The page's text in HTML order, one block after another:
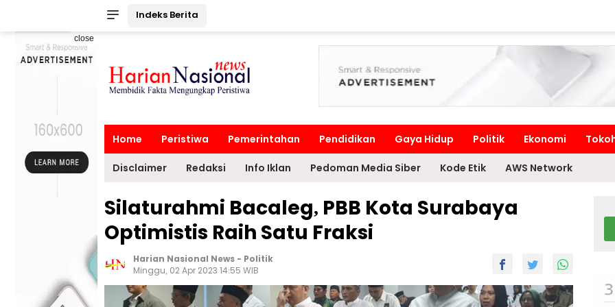
Indeks Berita
close
Home Peristiwa Pemerintahan Pendidikan Gaya Hidup Politik Ekonomi
Disclaimer Redaksi Info Iklan Pedoman Media Siber Kode Etik AWS Network
Silaturahmi Bacaleg, PBB Kota Surabaya
Optimistis Raih Satu Fraksi
Harian Nasional News - Politik
Minggu, 02 Apr 2023 14:55 WIB